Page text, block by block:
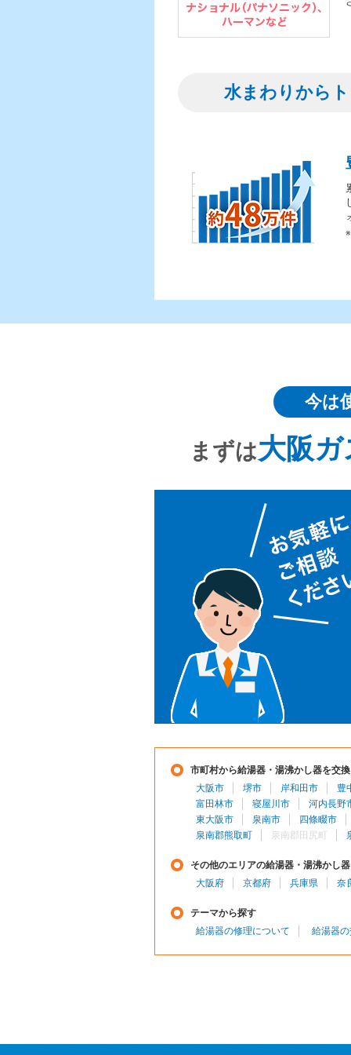
水まわりから
今は
まずは大阪
市町村から給湯器・湯沸かし器を交
大阪市
堺市 岸和田市
豊
富田林市
寝屋川市
河内長野
東大阪市
泉南市
四條畷市
泉南郡熊取町
泉南郡田尻町
その他のエリアの給湯器・湯沸かし
大阪府
京都府 兵庫県 奈
テーマから探す
給湯器の修理について
給湯器